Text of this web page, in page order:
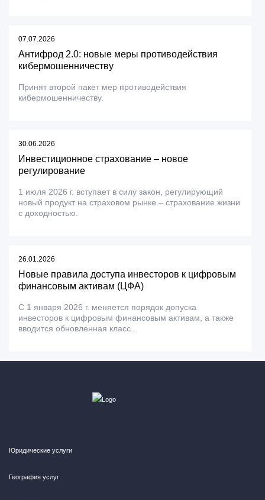
07.07.2026
Антифрод 2.0: новые меры противодействия
кибермошенничеству
Принят второй пакет мер противодействия
кибермошенничеству.
30.06.2026
Инвестиционное страхование – новое
регулирование
1 июля 2026 г. вступает в силу закон, регулирующий
новый продукт на страховом рынке – страхование жизни
с доходностью.
26.01.2026
Новые правила доступа инвесторов к цифровым
финансовым активам (ЦФА)
С 1 января 2026 г. меняется порядок допуска
инвесторов к цифровым финансовым активам, а также
вводится обновленная класс...
Юридические услуги
География услуг